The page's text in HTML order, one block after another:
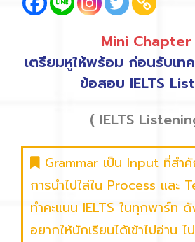
Mini Chapter
เตรียมหูให้พร้อม ก่อนรับเ
ข้อสอบ IELTS
( IELTS
Grammar เป็น Input ที่สำ
การนำไปใส่ใน Process และ
ทำคะแนน IELTS ในทุกพาร์ท
อยากให้นักเรียนได้เข้าไปอ่าน